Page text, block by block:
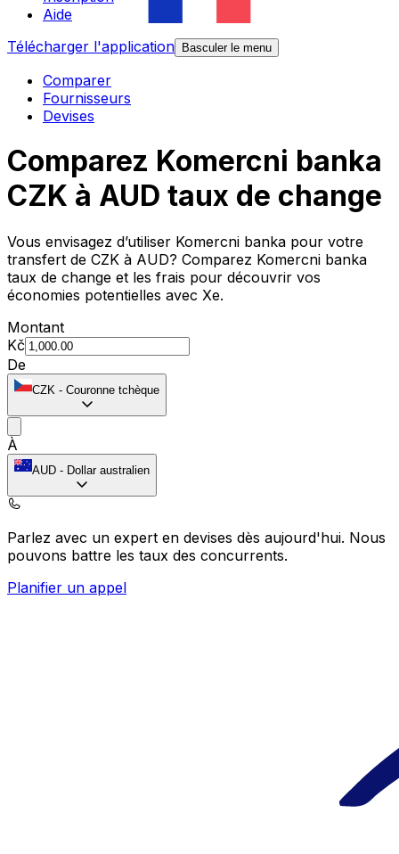
Aide
Télécharger l'application
Basculer le menu
Comparer
Fournisseurs
Devises
Comparez Komercni banka
CZK à AUD taux de change
Vous envisagez d’utiliser Komercni banka pour votre
transfert de CZK à AUD? Comparez Komercni banka
taux de change et les frais pour découvrir vos
économies potentielles avec Xe.
Montant
Kč
De
CZK - Couronne tchèque
À
AUD - Dollar australien
Parlez avec un expert en devises dès aujourd'hui. Nous
pouvons battre les taux des concurrents.
Planifier un appel